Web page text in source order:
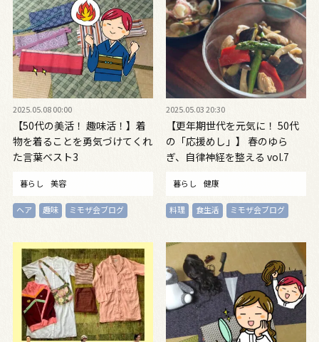
2025.05.08 00:00
【50代の美活！ 趣味活！】着
物を着ることを勇気づけてくれ
た言葉ベスト3
暮らし 美容
ヘア 趣味 ミモザ会ブログ
2025.05.03 20:30
【更年期世代を元気に！ 50代
の「応援めし」】 春のゆら
ぎ、自律神経を整える vol.7
暮らし 健康
料理 食生活 ミモザ会ブログ